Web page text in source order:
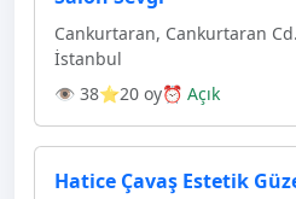
Cankurtaran, Cankurtaran
İstanbul
👁 38⭐20 oy⏰ Açık
Hatice Çavaş Estetik